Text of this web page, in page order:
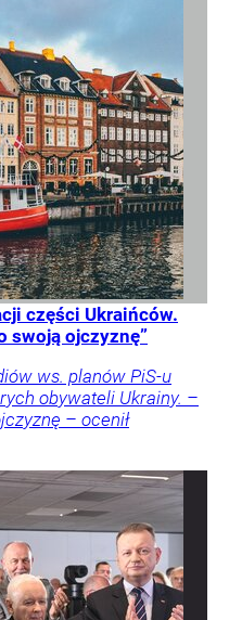
części Ukraińców.
swoją ojczyznę”
ws. planów PiS-u
obywateli Ukrainy. –
– ocenił